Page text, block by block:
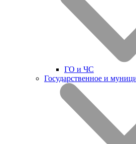
ГО и ЧС
Государственное и